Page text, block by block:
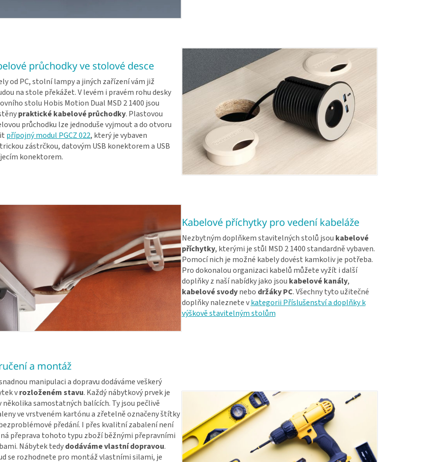
průchodky ve stolové desce
od PC, stolní lampy a jiných zařízení vám již
na stole překážet. V levém i pravém rohu desky
stolu Hobis Motion Dual MSD 2 1400 jsou
praktické kabelové průchodky. Plastovou
průchodku lze jednoduše vyjmout a do otvoru
přípojný modul PGCZ 022, který je vybaven
zástrčkou, datovým USB konektorem a USB
konektorem.
Kabelové příchytky pro vedení kabeláže
Nezbytným doplňkem stavitelných stolů jsou kabelové
příchytky, kterými je stůl MSD 2 1400 standardně vybaven.
Pomocí nich je možné kabely dovést kamkoliv je potřeba.
Pro dokonalou organizaci kabelů můžete vyžít i další
doplňky z naší nabídky jako jsou kabelové kanály,
kabelové svodynebo držáky PC. Všechny tyto užitečné
doplňky naleznete vkategorii Příslušenství a doplňky k
výškově stavitelným stolům
a montáž
manipulaci a dopravu dodáváme veškerý
vrozloženém stavu. Každý nábytkový prvek je
několika samostatných balících. Ty jsou pečlivě
ve vrstveném kartónu a zřetelně označeny štítky
předání. I přes kvalitní zabalení není
přeprava tohoto typu zboží běžnými přepravními
Nábytek tedydodáváme vlastní dopravou.
se rozhodnete pro montáž vlastními silami, je